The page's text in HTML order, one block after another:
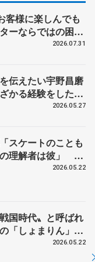
客様に楽しんでも
ーならではの困難
前キャプテン松
2026.07.31
伝えたい宇野昌磨
かる経験をした本
2026.05.27
スケートのことも
理解者は彼」 引
ューで語った競技
2026.05.22
国時代〟と呼ばれ
「しょまりん」ら
戦 国内の競争激
2026.05.22